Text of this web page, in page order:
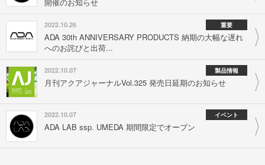
2022.10.26 重要
ADA 30th ANNIVERSARY PRODUCTS 納期の大幅な遅れ
へのお詫びと出荷...
2022.10.07 製品情報
月刊アクアジャーナルVol.325 発売日延期のお知らせ
2022.10.07 イベント
ADA LAB ssp. UMEDA 期間限定でオープン